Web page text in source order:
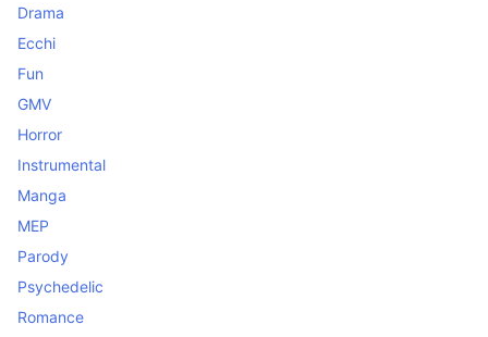
Drama
Ecchi
Fun
GMV
Horror
Instrumental
Manga
MEP
Parody
Psychedelic
Romance